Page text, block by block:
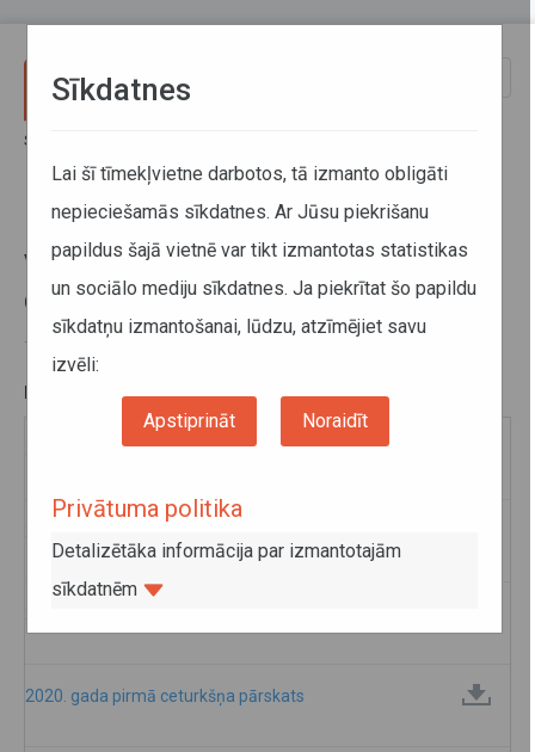
Sākums
VSIA "Autotransporta direkcija" darbības rezultāti
VSIA "Autotransporta direkcija"
darbības rezultāti
12. marts 2021
PAPILDU INFORMĀCIJA:
2020. gada ceturtā ceturkšņa pārskats
2020. gada pirmā ceturkšņa pārskats
Sīkdatnes
Lai šī tīmekļvietne darbotos, tā izmanto obligāti
nepieciešamās sīkdatnes. Ar Jūsu piekrišanu
papildus šajā vietnē var tikt izmantotas statistikas
un sociālo mediju sīkdatnes. Ja piekrītat šo papildu
sīkdatņu izmantošanai, lūdzu, atzīmējiet savu
izvēli:
Apstiprināt Noraidīt
Privātuma politika
Detalizētāka informācija par izmantotajām
sīkdatnēm